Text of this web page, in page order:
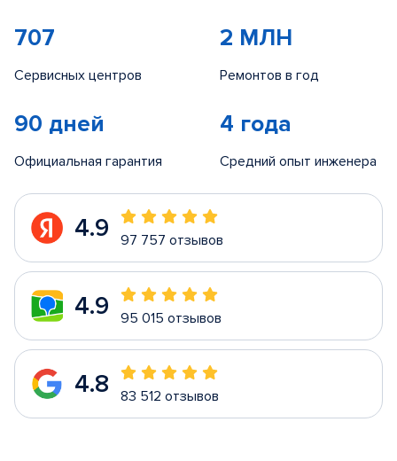
707
Сервисных центров
2 МЛН
Ремонтов в год
90 дней
Официальная гарантия
4 года
Средний опыт инженера
4.9 97 757 отзывов
4.9 95 015 отзывов
4.8 83 512 отзывов